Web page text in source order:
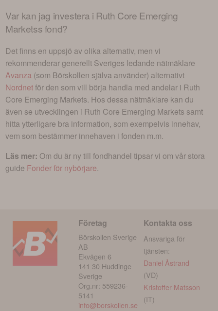
Var kan jag investera i Ruth Core Emerging
Marketss fond?
Det finns en uppsjö av olika alternativ, men vi
rekommenderar generellt Sveriges ledande nätmäklare
Avanza (som Börskollen själva använder) alternativt
Nordnetför den som vill börja handla med andelar i Ruth
Core Emerging Markets. Hos dessa nätmäklare kan du
även se utvecklingen i Ruth Core Emerging Markets samt
hitta ytterligare bra information, som exempelvis innehav,
vem som bestämmer innehaven i fonden m.m.
Läs mer: Om du är ny till fondhandel tipsar vi om vår stora
guide Fonder för nybörjare.
Företag
Börskollen Sverige
AB
Ekvägen 6
141 30 Huddinge
Sverige
Org.nr: 559236-
5141
info@borskollen.se
Kontakta oss
Ansvariga för
tjänsten:
Daniel Åstrand
(VD)
Kristoffer Matsson
(IT)